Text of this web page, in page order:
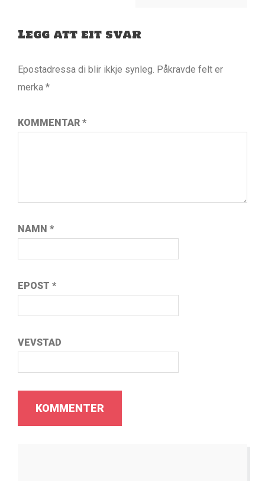
Legg att eit svar
Epostadressa di blir ikkje synleg. Påkravde felt er
merka *
KOMMENTAR *
NAMN *
EPOST *
VEVSTAD